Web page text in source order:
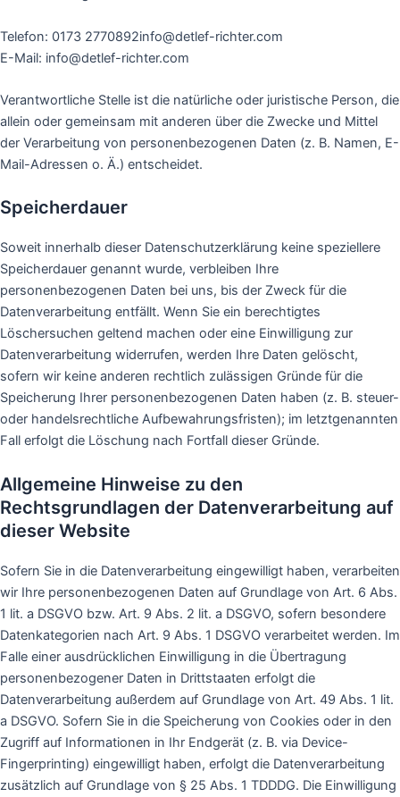
Telefon: 0173 2770892info@detlef-richter.com
E-Mail: info@detlef-richter.com
Verantwortliche Stelle ist die natürliche oder juristische Person, die
allein oder gemeinsam mit anderen über die Zwecke und Mittel
der Verarbeitung von personenbezogenen Daten (z. B. Namen, E-
Mail-Adressen o. Ä.) entscheidet.
Speicherdauer
Soweit innerhalb dieser Datenschutzerklärung keine speziellere
Speicherdauer genannt wurde, verbleiben Ihre
personenbezogenen Daten bei uns, bis der Zweck für die
Datenverarbeitung entfällt. Wenn Sie ein berechtigtes
Löschersuchen geltend machen oder eine Einwilligung zur
Datenverarbeitung widerrufen, werden Ihre Daten gelöscht,
sofern wir keine anderen rechtlich zulässigen Gründe für die
Speicherung Ihrer personenbezogenen Daten haben (z. B. steuer-
oder handelsrechtliche Aufbewahrungsfristen); im letztgenannten
Fall erfolgt die Löschung nach Fortfall dieser Gründe.
Allgemeine Hinweise zu den
Rechtsgrundlagen der Datenverarbeitung auf
dieser Website
Sofern Sie in die Datenverarbeitung eingewilligt haben, verarbeiten
wir Ihre personenbezogenen Daten auf Grundlage von Art. 6 Abs.
1 lit. a DSGVO bzw. Art. 9 Abs. 2 lit. a DSGVO, sofern besondere
Datenkategorien nach Art. 9 Abs. 1 DSGVO verarbeitet werden. Im
Falle einer ausdrücklichen Einwilligung in die Übertragung
personenbezogener Daten in Drittstaaten erfolgt die
Datenverarbeitung außerdem auf Grundlage von Art. 49 Abs. 1 lit.
a DSGVO. Sofern Sie in die Speicherung von Cookies oder in den
Zugriff auf Informationen in Ihr Endgerät (z. B. via Device-
Fingerprinting) eingewilligt haben, erfolgt die Datenverarbeitung
zusätzlich auf Grundlage von § 25 Abs. 1 TDDDG. Die Einwilligung